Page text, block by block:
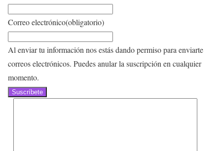
Correo electrónico(obligatorio)
Al enviar tu información nos estás dando permiso para enviarte
correos electrónicos. Puedes anular la suscripción en cualquier
momento.
Suscríbete